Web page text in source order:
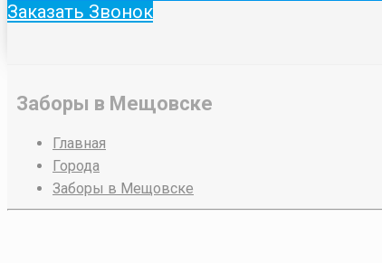
Заказать Звонок
Заборы в Мещовске
Главная
Города
Заборы в Мещовске